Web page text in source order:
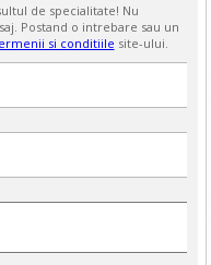
de specialitate! Nu
Postand o intrebare sau un
si conditiile site-ului.